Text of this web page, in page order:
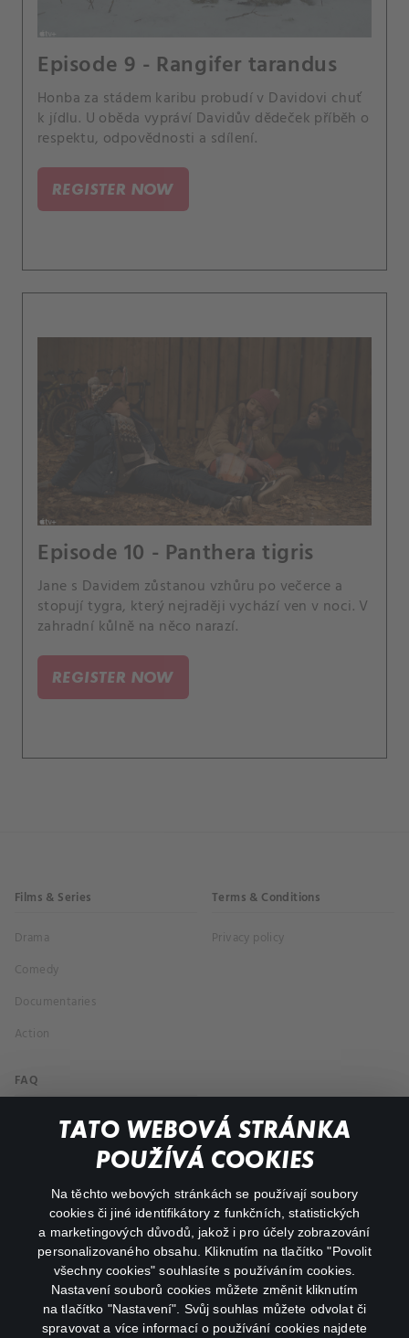
TATO WEBOVÁ STRÁNKA
POUŽÍVÁ COOKIES
Na těchto webových stránkách se používají soubory
cookies či jiné identifikátory z funkčních, statistických
a marketingových důvodů, jakož i pro účely zobrazování
personalizovaného obsahu. Kliknutím na tlačítko "Povolit
všechny cookies" souhlasíte s používáním cookies.
Nastavení souborů cookies můžete změnit kliknutím
na tlačítko "Nastavení". Svůj souhlas můžete odvolat či
spravovat a více informací o používání cookies najdete
Episode 9 - Rangifer tarandus
Honba za stádem karibu probudí v Davidovi chuť
k jídlu. U oběda vypráví Davidův dědeček příběh o
respektu, odpovědnosti a sdílení.
REGISTER NOW
Episode 10 - Panthera tigris
Jane s Davidem zůstanou vzhůru po večerce a
stopují tygra, který nejraději vychází ven v noci. V
zahradní kůlně na něco narazí.
REGISTER NOW
Films & Series
Drama
Comedy
Documentaries
Action
Terms & Conditions
Privacy policy
FAQ
My profile
facebookinstagram
youtube